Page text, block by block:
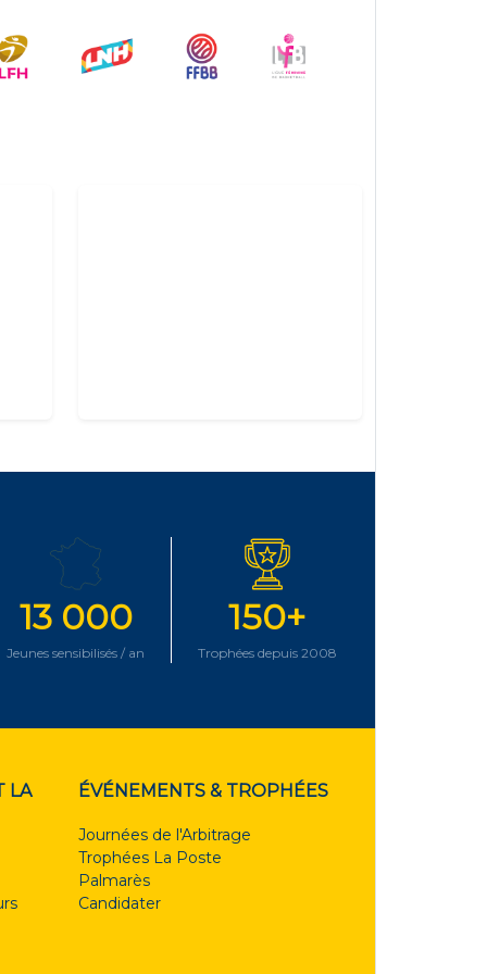
13 000
Jeunes sensibilisés / an
150+
Trophées depuis 2008
LA
ÉVÉNEMENTS & TROPHÉES
Journées de l'Arbitrage
Trophées La Poste
Palmarès
Candidater